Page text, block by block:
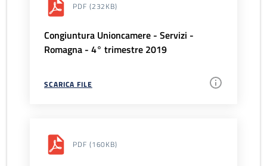
PDF (232KB)
Congiuntura Unioncamere - Servizi -
Romagna - 4° trimestre 2019
SCARICA FILE
PDF (160KB)